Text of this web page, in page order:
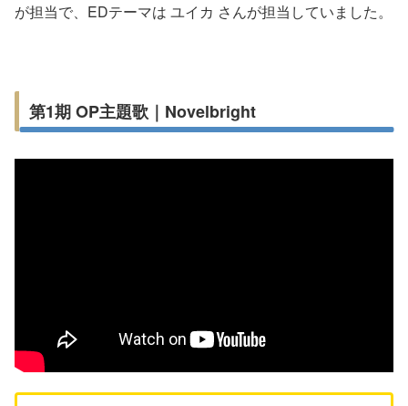
が担当で、EDテーマは ユイカ さんが担当していました。
第1期 OP主題歌｜Novelbright